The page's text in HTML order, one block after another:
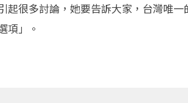
很多討論，她要告訴大家，台灣唯
項」。